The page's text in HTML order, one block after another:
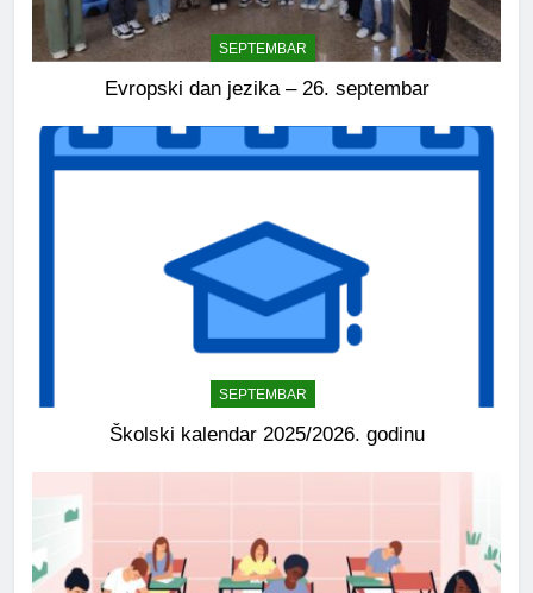
SEPTEMBAR
Evropski dan jezika – 26. septembar
SEPTEMBAR
Školski kalendar 2025/2026. godinu